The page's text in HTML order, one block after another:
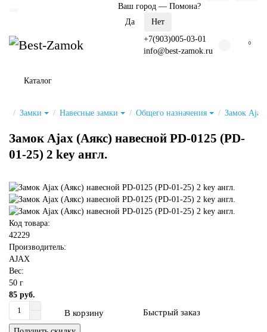
Ваш город — Помона?
+7(903)005-03-01
info@best-zamok.ru
0
Каталог
Замки Навесные замки Общего назначения Замок Ajax
Замок Ajax (Аякс) навесной PD-0125 (PD-
01-25) 2 key англ.
Код товара:
42229
Производитель:
AJAX
Вес:
50 г
85 руб.
В корзину Быстрый заказ